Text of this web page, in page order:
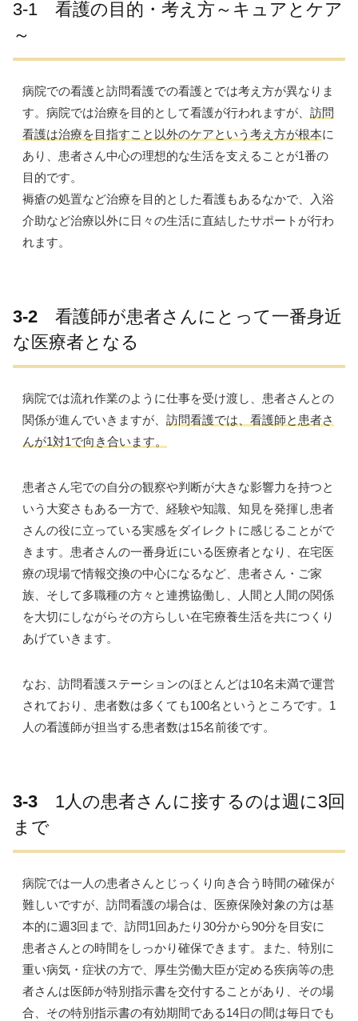
3-1 看護の目的・考え方～キュアとケア
～
病院での看護と訪問看護での看護とでは考え方が異なりま
す。病院では治療を目的として看護が行われますが、 訪問
看護は治療を目指すこと以外のケアという考え方が根本に
あり、 患者さん中心の理想的な生活を支えることが1番の
目的です。
褥瘡の処置など治療を目的とした看護もあるなかで、入浴
介助など治療以外に日々の生活に直結したサポートが行わ
れます。
3-2 看護師が患者さんにとって一番身近
な医療者となる
病院では流れ作業のように仕事を受け渡し、患者さんとの
関係が進んでいきますが、 訪問看護では、看護師と患者さ
んが1対1で向き合います。
患者さん宅での自分の観察や判断が大きな影響力を持つと
いう大変さもある一方で、経験や知識、知見を発揮し患者
さんの役に立っている実感をダイレクトに感じることがで
きます。患者さんの一番身近にいる医療者となり、在宅医
療の現場で情報交換の中心になるなど、患者さん・ご家
族、そして多職種の方々と連携協働し、人間と人間の関係
を大切にしながらその方らしい在宅療養生活を共につくり
あげていきます。
なお、訪問看護ステーションのほとんどは10名未満で運営
されており、患者数は多くても100名というところです。1
人の看護師が担当する患者数は15名前後です。
3-3 1人の患者さんに接するのは週に3回
まで
病院では一人の患者さんとじっくり向き合う時間の確保が
難しいですが、訪問看護の場合は、医療保険対象の方は基
本的に週3回まで、訪問1回あたり30分から90分を目安に
患者さんとの時間をしっかり確保できます。また、特別に
重い病気・症状の方で、厚生労働大臣が定める疾病等の患
者さんは医師が特別指示書を交付することがあり、その場
合、その特別指示書の有効期間である14日の間は毎日でも